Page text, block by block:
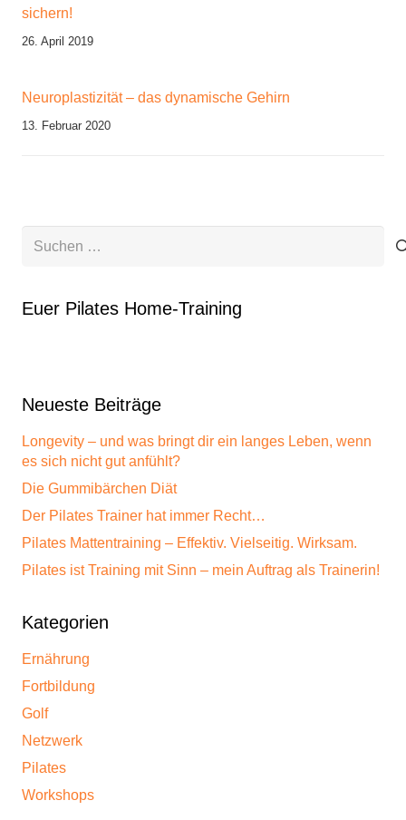
sichern!
26. April 2019
Neuroplastizität – das dynamische Gehirn
13. Februar 2020
Suchen
Euer Pilates Home-Training
Neueste Beiträge
Longevity – und was bringt dir ein langes Leben, wenn
es sich nicht gut anfühlt?
Die Gummibärchen Diät
Der Pilates Trainer hat immer Recht…
Pilates Mattentraining – Effektiv. Vielseitig. Wirksam.
Pilates ist Training mit Sinn – mein Auftrag als Trainerin!
Kategorien
Ernährung
Fortbildung
Golf
Netzwerk
Pilates
Workshops